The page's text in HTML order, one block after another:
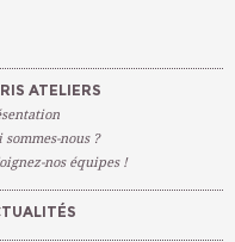
ATELIERS
sommes-nous ?
nos équipes !